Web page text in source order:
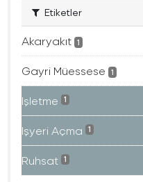
Etiketler
Akaryakıt 1
Gayri Müessese 1
Işletme 1
Işyeri Açma 1
Ruhsat 1